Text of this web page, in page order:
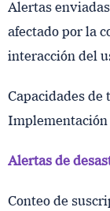
Alertas
afectado por la
interacción del
Capacidades
Implementación
Alertas de
Conteo de